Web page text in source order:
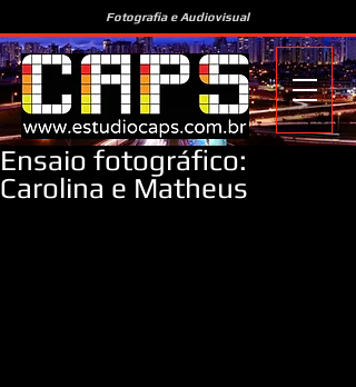
Fotografia e Audiovisual
Ensaio fotográfico:
Carolina e Matheus